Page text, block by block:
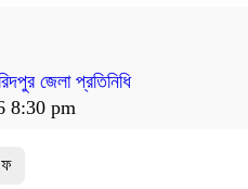
জেলা প্রতিনিধি
8:30 pm
ফ